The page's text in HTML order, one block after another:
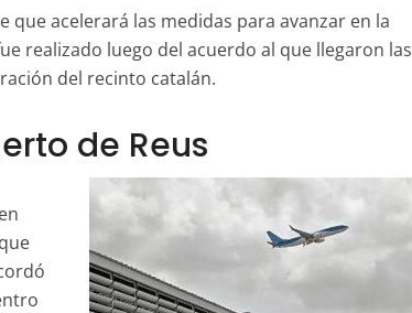
acelerará las medidas para avanzar en la
realizado luego del acuerdo al que llegaron las
del recinto catalán.
de Reus